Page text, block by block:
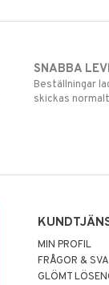
SNABBA
Beställningar
skickas
MIN PROFIL
FRÅGOR &
GLÖMT